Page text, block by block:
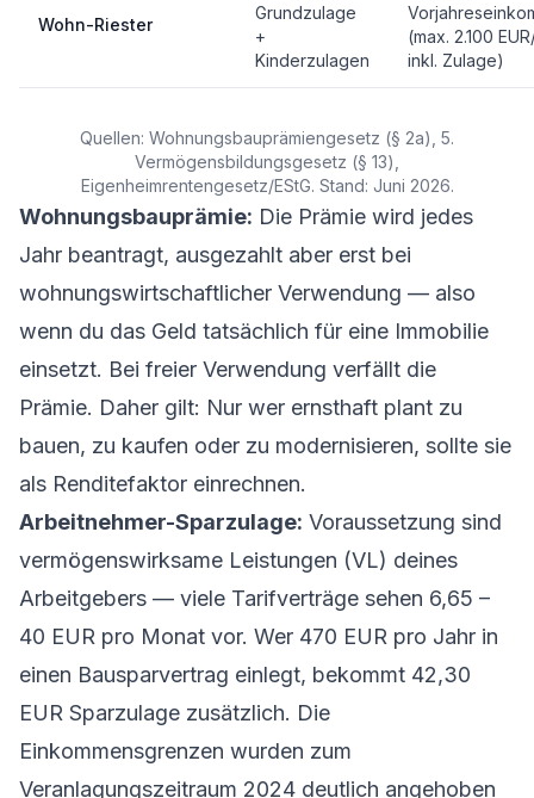
Wohn-Riester
Grundzulage
+
Kinderzulagen
(max. 2.100
inkl. Zulage)
Quellen: Wohnungsbauprämiengesetz (§ 2a), 5.
Vermögensbildungsgesetz (§ 13),
Eigenheimrentengesetz/EStG. Stand: Juni 2026.
Wohnungsbauprämie: Die Prämie wird jedes
Jahr beantragt, ausgezahlt aber erst bei
wohnungswirtschaftlicher Verwendung — also
wenn du das Geld tatsächlich für eine Immobilie
einsetzt. Bei freier Verwendung verfällt die
Prämie. Daher gilt: Nur wer ernsthaft plant zu
bauen, zu kaufen oder zu modernisieren, sollte sie
als Renditefaktor einrechnen.
Arbeitnehmer-Sparzulage: Voraussetzung sind
vermögenswirksame Leistungen (VL) deines
Arbeitgebers — viele Tarifverträge sehen 6,65 –
40 EUR pro Monat vor. Wer 470 EUR pro Jahr in
einen Bausparvertrag einlegt, bekommt 42,30
EUR Sparzulage zusätzlich. Die
Einkommensgrenzen wurden zum
Veranlagungszeitraum 2024 deutlich angehoben